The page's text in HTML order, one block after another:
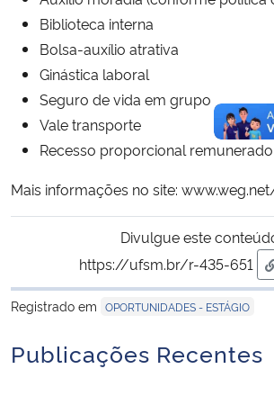
Biblioteca interna
Bolsa-auxílio atrativa
Ginástica laboral
Seguro de vida em grupo
Vale transporte
Recesso proporcional remunerado
Mais informações no site:
Divulgue este
https://ufsm.br/r-435-651
Registrado em OPORTUNIDADES - ESTÁGIO
Publicações Recentes